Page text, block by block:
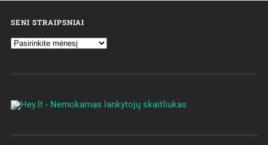
SENI STRAIPSNIAI